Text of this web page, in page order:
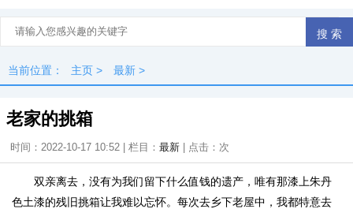
当前位置： 主页 > 最新 >
老家的挑箱
时间：2022-10-17 10:52 | 栏目： 最新 | 点击： 次
双亲离去，没有为我们留下什么值钱的遗产，唯有那漆上朱丹
色土漆的残旧挑箱让我难以忘怀。每次去乡下老屋中，我都特意去